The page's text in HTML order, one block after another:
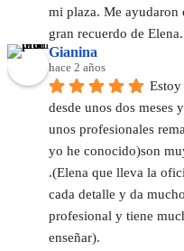
mi plaza. Me ayudaron
gran recuerdo de
Gianina
hace 2 años
desde unos dos meses
unos profesionales
yo he conocido)son
.(Elena que lleva la
cada detalle y da
profesional y tiene
enseñar).